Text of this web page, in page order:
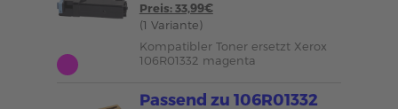
Preis: 33,99€
(1 Variante)
Kompatibler Toner ersetzt Xerox
106R01332 magenta
Passend zu 106R01332